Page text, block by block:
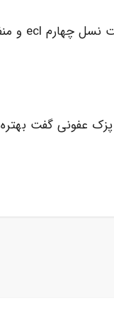
تکرار بشه بعد ۴۰ روز دقت ۹۵